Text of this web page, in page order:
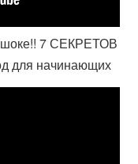
7 СЕКРЕТОВ
для начинающих